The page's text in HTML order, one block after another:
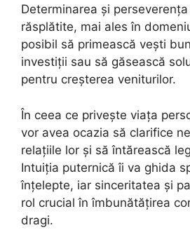
Determinarea și
răsplătite, mai ales în
posibil să primească vești
investiții sau să găsească
pentru creșterea veniturilor.
În ceea ce privește viața
vor avea ocazia să clarifice
relațiile lor și să întărească
Intuiția puternică îi va ghida
înțelepte, iar sinceritatea și
rol crucial în îmbunătățirea
dragi.